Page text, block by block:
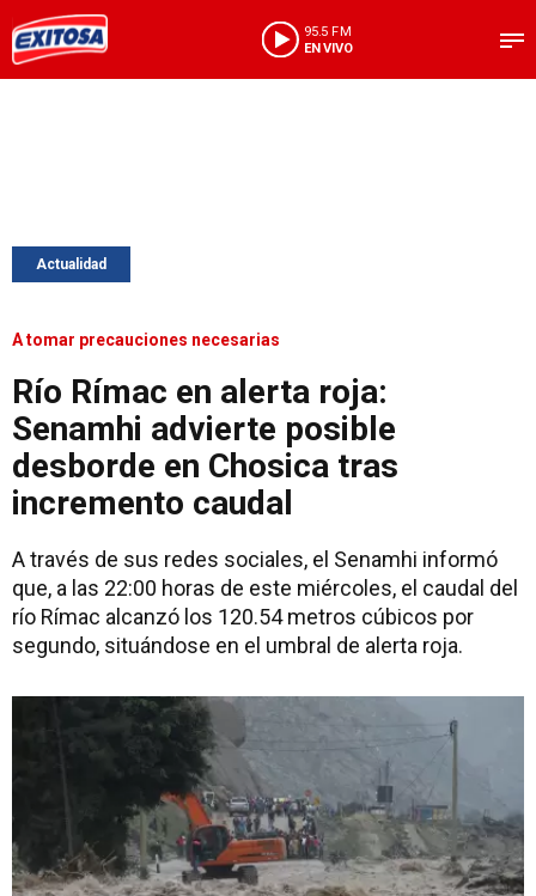
95.5 FM
EN VIVO
Actualidad
A tomar precauciones necesarias
Río Rímac en alerta roja:
Senamhi advierte posible
desborde en Chosica tras
incremento caudal
A través de sus redes sociales, el Senamhi informó
que, a las 22:00 horas de este miércoles, el caudal del
río Rímac alcanzó los 120.54 metros cúbicos por
segundo, situándose en el umbral de alerta roja.